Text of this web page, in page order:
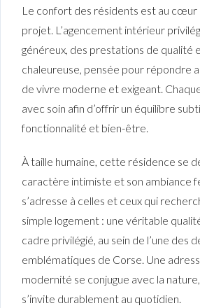
Le confort des résidents est au cœur
projet. L’agencement intérieur
généreux, des prestations de qualité
chaleureuse, pensée pour répondre
de vivre moderne et exigeant.
avec soin afin d’offrir un équilibre
fonctionnalité et bien-être.
À taille humaine, cette résidence se
caractère intimiste et son ambiance
s’adresse à celles et ceux qui
simple logement : une véritable
cadre privilégié, au sein de l’une des
emblématiques de Corse. Une
modernité se conjugue avec la
s’invite durablement au quotidien.